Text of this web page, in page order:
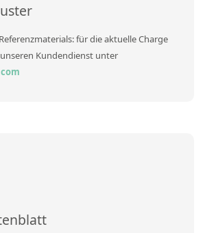
für die aktuelle Charge
Kundendienst unter